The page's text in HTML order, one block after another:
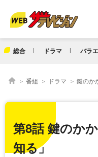
総合 ドラマ バラ
番組 ドラマ 鍵のか
第8話 鍵のか
知る」